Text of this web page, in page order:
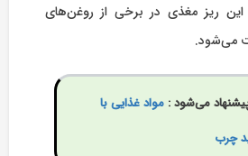
ریز مغذی در برخی از روغن‌های
می‌شود.
می‌شود : مواد غذایی با
چرب